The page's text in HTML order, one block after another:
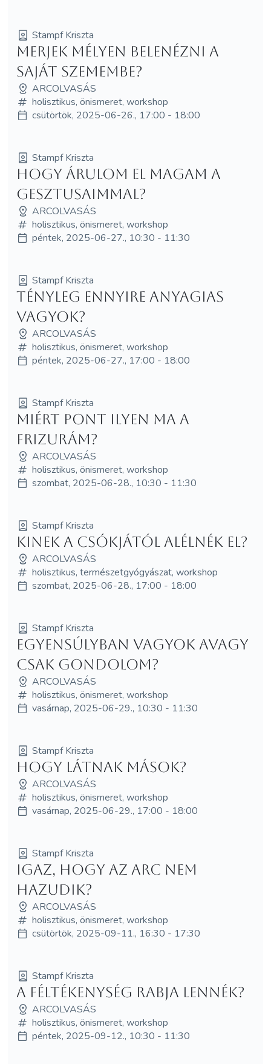
Stampf Kriszta
Merjek mélyen belenézni a
saját szemembe?
ARCOLVASÁS
holisztikus, önismeret, workshop
csütörtök, 2025-06-26., 17:00 - 18:00
Stampf Kriszta
Hogy árulom el magam a
gesztusaimmal?
ARCOLVASÁS
holisztikus, önismeret, workshop
péntek, 2025-06-27., 10:30 - 11:30
Stampf Kriszta
Tényleg ennyire anyagias
vagyok?
ARCOLVASÁS
holisztikus, önismeret, workshop
péntek, 2025-06-27., 17:00 - 18:00
Stampf Kriszta
Miért pont ilyen ma a
frizurám?
ARCOLVASÁS
holisztikus, önismeret, workshop
szombat, 2025-06-28., 10:30 - 11:30
Stampf Kriszta
Kinek a csókjától alélnék el?
ARCOLVASÁS
holisztikus, természetgyógyászat, workshop
szombat, 2025-06-28., 17:00 - 18:00
Stampf Kriszta
Egyensúlyban vagyok avagy
csak gondolom?
ARCOLVASÁS
holisztikus, önismeret, workshop
vasárnap, 2025-06-29., 10:30 - 11:30
Stampf Kriszta
Hogy látnak mások?
ARCOLVASÁS
holisztikus, önismeret, workshop
vasárnap, 2025-06-29., 17:00 - 18:00
Stampf Kriszta
Igaz, hogy az arc nem
hazudik?
ARCOLVASÁS
holisztikus, önismeret, workshop
csütörtök, 2025-09-11., 16:30 - 17:30
Stampf Kriszta
A féltékenység rabja lennék?
ARCOLVASÁS
holisztikus, önismeret, workshop
péntek, 2025-09-12., 10:30 - 11:30